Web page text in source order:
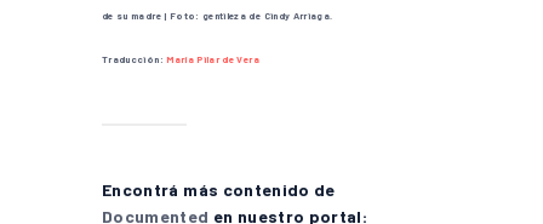
de su madre | Foto: gentileza de Cindy Arriaga.
Traducción: María Pilar de Vera
Encontrá más contenido de
Documented en nuestro portal: